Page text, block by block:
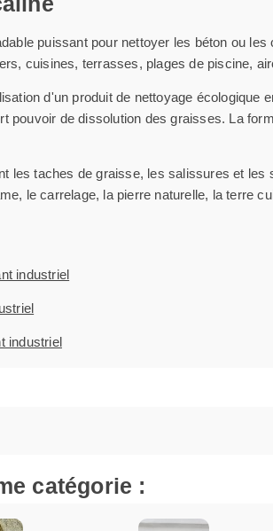
puissant pour nettoyer les béton ou
cuisines, terrasses, plages de piscine,
d'un produit de nettoyage
pouvoir de dissolution des graisses. La
les taches de graisse, les salissures et
le carrelage, la pierre naturelle, la terre
industriel
industriel
catégorie :